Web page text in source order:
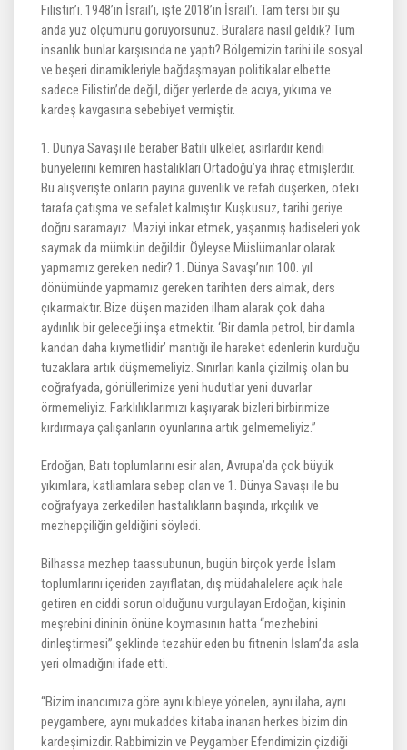
Filistin’i. 1948’in İsrail’i, işte 2018’in İsrail’i. Tam tersi bir şu
anda yüz ölçümünü görüyorsunuz. Buralara nasıl geldik? Tüm
insanlık bunlar karşısında ne yaptı? Bölgemizin tarihi ile sosyal
ve beşeri dinamikleriyle bağdaşmayan politikalar elbette
sadece Filistin’de değil, diğer yerlerde de acıya, yıkıma ve
kardeş kavgasına sebebiyet vermiştir.
1. Dünya Savaşı ile beraber Batılı ülkeler, asırlardır kendi
bünyelerini kemiren hastalıkları Ortadoğu’ya ihraç etmişlerdir.
Bu alışverişte onların payına güvenlik ve refah düşerken, öteki
tarafa çatışma ve sefalet kalmıştır. Kuşkusuz, tarihi geriye
doğru saramayız. Maziyi inkar etmek, yaşanmış hadiseleri yok
saymak da mümkün değildir. Öyleyse Müslümanlar olarak
yapmamız gereken nedir? 1. Dünya Savaşı’nın 100. yıl
dönümünde yapmamız gereken tarihten ders almak, ders
çıkarmaktır. Bize düşen maziden ilham alarak çok daha
aydınlık bir geleceği inşa etmektir. ‘Bir damla petrol, bir damla
kandan daha kıymetlidir’ mantığı ile hareket edenlerin kurduğu
tuzaklara artık düşmemeliyiz. Sınırları kanla çizilmiş olan bu
coğrafyada, gönüllerimize yeni hudutlar yeni duvarlar
örmemeliyiz. Farklılıklarımızı kaşıyarak bizleri birbirimize
kırdırmaya çalışanların oyunlarına artık gelmemeliyiz.”
Erdoğan, Batı toplumlarını esir alan, Avrupa’da çok büyük
yıkımlara, katliamlara sebep olan ve 1. Dünya Savaşı ile bu
coğrafyaya zerkedilen hastalıkların başında, ırkçılık ve
mezhepçiliğin geldiğini söyledi.
Bilhassa mezhep taassubunun, bugün birçok yerde İslam
toplumlarını içeriden zayıflatan, dış müdahalelere açık hale
getiren en ciddi sorun olduğunu vurgulayan Erdoğan, kişinin
meşrebini dininin önüne koymasının hatta “mezhebini
dinleştirmesi” şeklinde tezahür eden bu fitnenin İslam’da asla
yeri olmadığını ifade etti.
“Bizim inancımıza göre aynı kıbleye yönelen, aynı ilaha, aynı
peygambere, aynı mukaddes kitaba inanan herkes bizim din
kardeşimizdir. Rabbimizin ve Peygamber Efendimizin çizdiği